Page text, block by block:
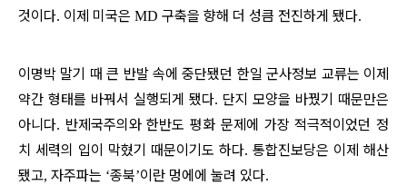
것이다. 이제 미국은 MD 구축을 향해 더 성큼 전진하게 됐다.
이명박 말기 때 큰 반발 속에 중단됐던 한일 군사정보 교류는 이제
약간 형태를 바꿔서 실행되게 됐다. 단지 모양을 바꿨기 때문만은
아니다. 반제국주의와 한반도 평화 문제에 가장 적극적이었던 정
치 세력의 입이 막혔기 때문이기도 하다. 통합진보당은 이제 해산
됐고, 자주파는 ‘종북’이란 멍에에 눌려 있다.